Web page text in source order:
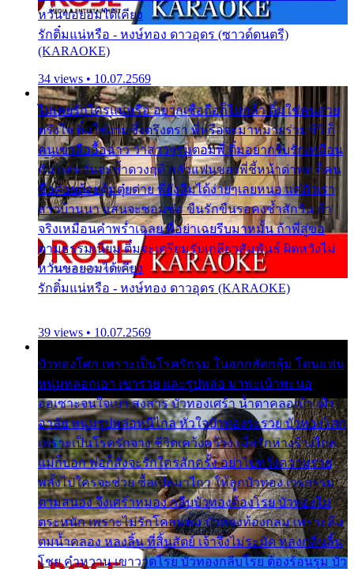
หวั่นขอยอมได้เคียง
รักติ๋มแน่หรือ - หงษ์ทอง ดาวอุดร (ซาวด์ดนตรี)
(KARAOKE)
34 views • 10.07.2569
ไม่เคยรักใครแน่หรือ อยากเชื่อถือก็ไม่กล้า ติ๋มใช่คนสวย
ตรึงใจ ติ๋มใช่งามซึ้งตรึงตรา พี่หรือจะมาหมายร่วมชีวี ก็
คนเขาลืออื้อฉาว ว่าสาวๆรุมตอมพี่ ติ๋มอยากรับรักเหมือน
กัน แต่หวั่นจะช้ำดวงฤดี กลัวแฟนของพี่ชี้หน้าด่าทอ ก็คน
ชื่อต๋อยต้อยตุ้มตุ๋ยต่าย พี่ยังลืมได้ง่ายๆเลยหนอ แค่ตัวเรา
สาวบ้านนา แสนจะซอมซ่อ ขืนรักขืนรอคงช้ำสักวัน ถ้า
จริงเหมือนคำพร่ำเฉลย พี่อย่าเฉยรีบมาหมั้น ถ้าพี่สู่ขอ
ตามธรรมเนียม ติ๋มจะเตรียมรับเกลียวสัมพันธ์ ผิดหวังไม่
หวั่นขอยอมได้เคียง
รักติ๋มแน่หรือ - หงษ์ทอง ดาวอุดร (KARAOKE)
39 views • 10.07.2569
บัวทองโศก เพราะเป็นโรครักรุม ในอกกลัดกลุ้ม โดนแฟน
หนุ่มหลอกเอา เขารวย และรูปหล่อ มาพะเน้าพะนอ
ออเซาะจนใจเบา สงสาร บัวทองเศร้า น้ำตาคลอเบ้า เฝ้า
อาลัย หนุ่มรูปหล่อหนีไกล หัวใจบัวทองระรวย บัวทองโศก
เพราะเป็นโรครักจาง ชีวิตเคว้งคว้าง เมื่อรักห่างร้างไกล
แม่ก็บอก พ่อก็สั่งจะรักใครสักครั้ง อย่าไปหวังความรวย
พลั้งไปใครจะช่วย ซื้อเปลมาไกว ให้ลูกบัวทอง เวรกรรม
ตามสนอง จึงเศร้าหมอง กลีบบัวทองต้องโรย บัวทองไม่
ตระหนัก เพราะไม่รักโคลนตม บัวทองท้องกลม เพราะลืม
ตมน้ำคลอง หลงลิ้น ที่สิ้นสัตย์ เจ้าจึงไม่ระมัด หลงกลิ่นลิ้น
โชย คำหวาน เขาวาดโรย บัวทองกลีบโรย ต้องร้อนรุม บัว